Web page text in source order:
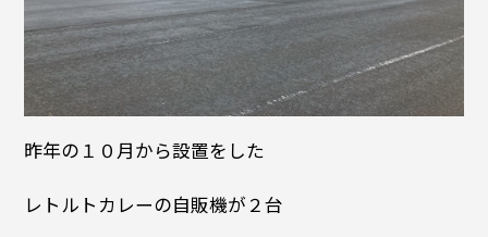
昨年の１０月から設置をした
レトルトカレーの自販機が２台